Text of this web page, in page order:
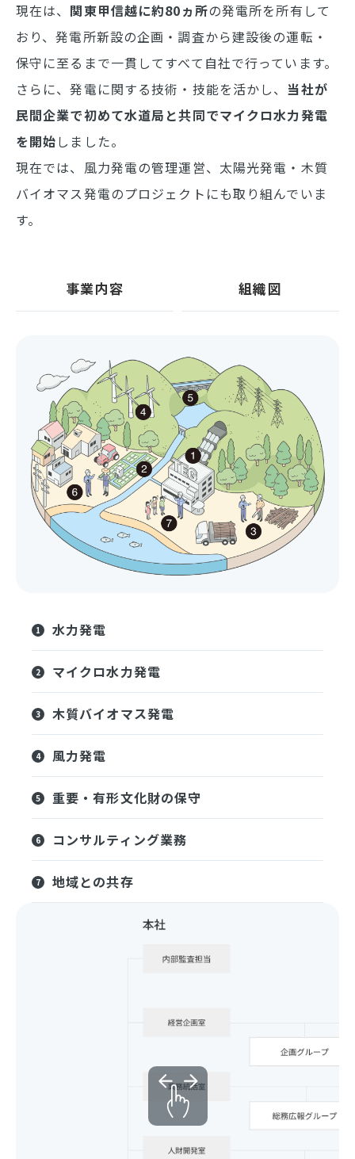
現在は、 関東甲信越に約80ヵ所の発電所を所有して
おり、発電所新設の企画・調査から建設後の運転・
保守に至るまで一貫してすべて自社で行っています。
さらに、発電に関する技術・技能を活かし、 当社が
民間企業で初めて水道局と共同でマイクロ水力発電
を開始しました。
現在では、風力発電の管理運営、太陽光発電・木質
バイオマス発電のプロジェクトにも取り組んでいま
す。
事業内容 組織図
水力発電
マイクロ水力発電
木質バイオマス発電
風力発電
重要・有形文化財の保守
コンサルティング業務
地域との共存